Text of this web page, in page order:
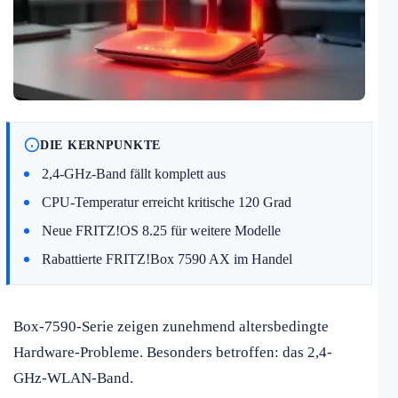
DIE KERNPUNKTE
2,4-GHz-Band fällt komplett aus
CPU-Temperatur erreicht kritische 120 Grad
Neue FRITZ!OS 8.25 für weitere Modelle
Rabattierte FRITZ!Box 7590 AX im Handel
Box-7590-Serie zeigen zunehmend altersbedingte
Hardware-Probleme. Besonders betroffen: das 2,4-
GHz-WLAN-Band.